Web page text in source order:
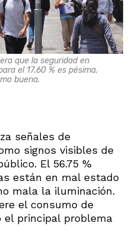
que la seguridad en
el 17.60 % es pésima.
buena.
señales de
signos visibles de
El 56.75 %
están en mal estado
mala la iluminación.
el consumo de
principal problema